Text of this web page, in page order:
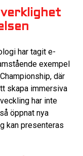
har tagit e-
exempel
där
skapa immersiva
har inte
öppnat nya
kan presenteras